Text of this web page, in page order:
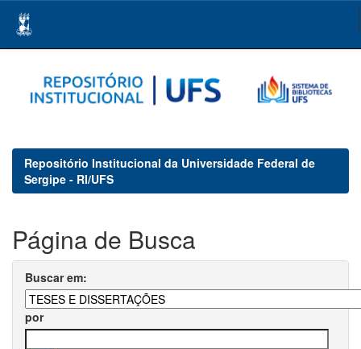
navigation
Repositório Institucional da Universidade Federal de
Sergipe - RI/UFS
Página de Busca
Buscar em:
por